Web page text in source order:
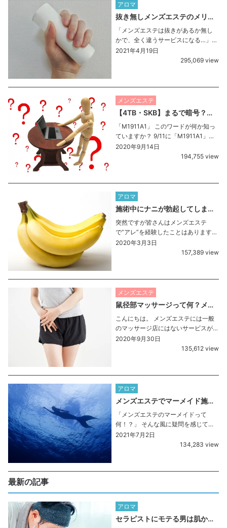
アロマ
抜き無しメンズエステのメリットを徹底解説！
「メンズエステは抜きがあるか無し
かで、全く違うサービスになる…」
メンズエステ通がそう語るぐらい、
「抜きなし」か「抜きあり」かは、
無しメンズエステと抜き […]
2021年4月19日
295,069 view
メンズエステ
【4TB・SKB】まるで暗号？メンズエステ専門用語
「M1911A1」 このワードが何か知っ
ていますか？ 9/11に「M1911A1」と
いうTwitterでトレンド入りしたワー
ドで、実は銃の型番の名称なんで
[…]
2020年9月14日
194,755 view
アロマ
施術中にナニが勃起してしまったときのマナーまとめ
突然ですが皆さんはメンズエステ
で”アレ”を経験したことはあります
か？
2020年3月3日
157,389 view
メンズエステ
鼠径部マッサージって何？メンズエステの人気サービスを解説
こんにちは。 メンズエステには一般
のマッサージ店にはないサービスが
あります。 それが「鼠径部マッサー
ジ」です。 そもそもとして、「鼠径
す。 メンズエステ以外 […]
2020年9月30日
135,612 view
アロマ
メンズエステでマーメイド施術の魅力を徹底解説！
「メンズエステのマーメイドって
何！？」 そんな風に疑問を感じてい
る、メンズエステ初心者の方はいま
せんか？ メンズエステには鼠径部マ
ても、メンズエステ初心者 […]
2021年7月2日
134,283 view
最新の記事
アロマ
セラピストにモテる男は肌から違う？今日から始めるスキンケア